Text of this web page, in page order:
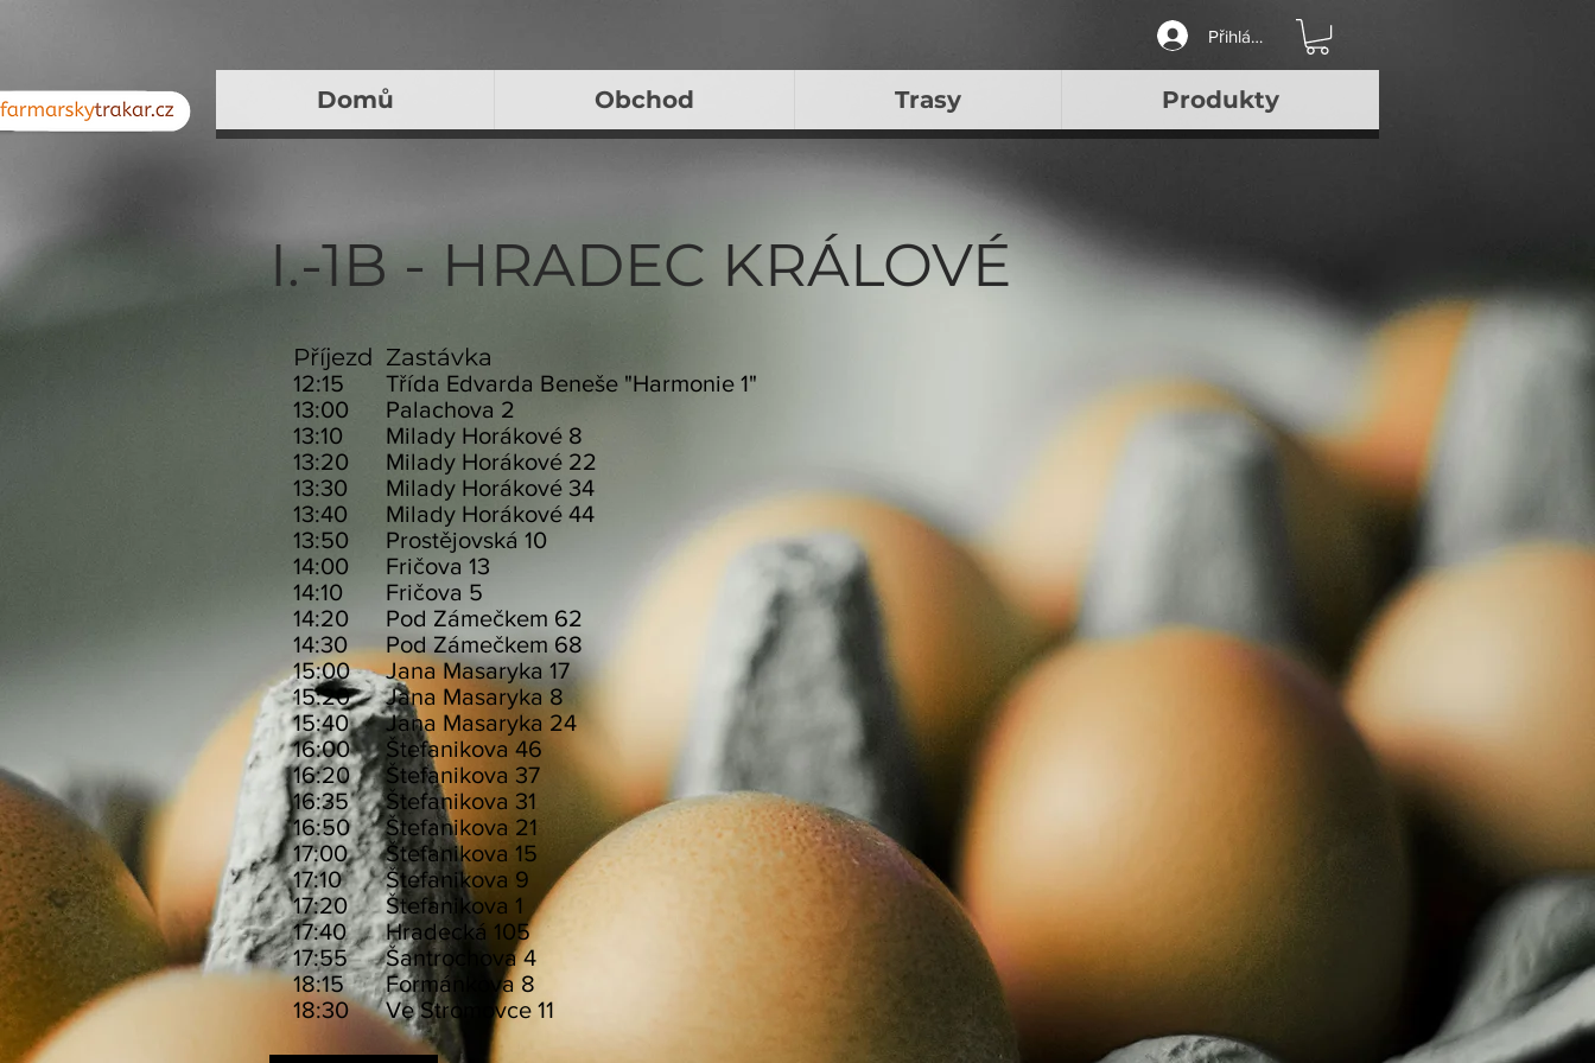
Přihlásit se
Domů Obchod Trasy Produkty
I.-1B - HRADEC KRÁLOVÉ
Příjezd
12:15
13:00
13:10
13:20
13:30
13:40
13:50
14:00
14:10
14:20
14:30
15:00
15:20
15:40
16:00
16:20
16:35
16:50
17:00
17:10
17:20
17:40
17:55
18:15
18:30
Zastávka
Třída Edvarda Beneše "Harmonie 1"
Palachova 2
Milady Horákové 8
Milady Horákové 22
Milady Horákové 34
Milady Horákové 44
Prostějovská 10
Fričova 13
Fričova 5
Pod Zámečkem 62
Pod Zámečkem 68
Jana Masaryka 17
Jana Masaryka 8
Jana Masaryka 24
Štefanikova 46
Štefanikova 37
Štefanikova 31
Štefanikova 21
Štefanikova 15
Štefanikova 9
Štefanikova 1
Hradecká 105
Šantrochova 4
Formánkova 8
Ve Stromovce 11